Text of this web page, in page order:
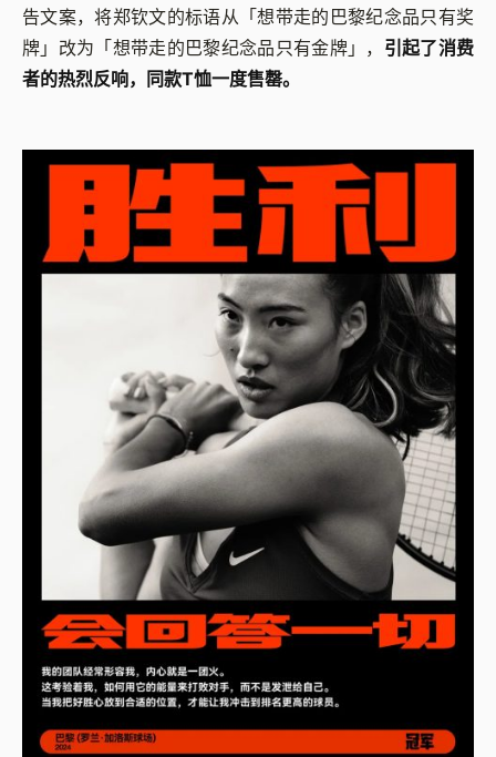
告文案，将郑钦文的标语从「想带走的巴黎纪念品只有奖
牌」改为「想带走的巴黎纪念品只有金牌」， 引起了消费
者的热烈反响，同款T恤一度售罄。